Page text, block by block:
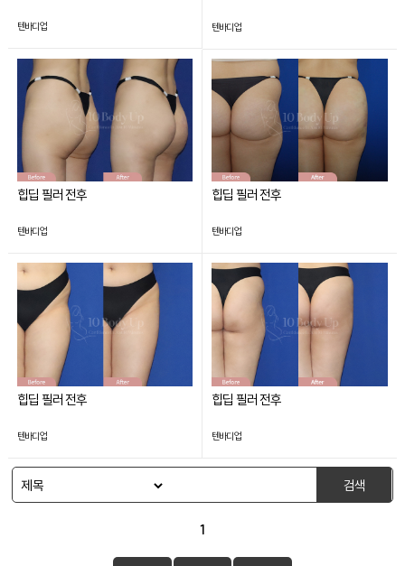
텐바디업 텐바디업
힙딥 필러 전후
텐바디업
힙딥 필러 전후
텐바디업
힙딥 필러 전후
텐바디업
힙딥 필러 전후
텐바디업
검색
1